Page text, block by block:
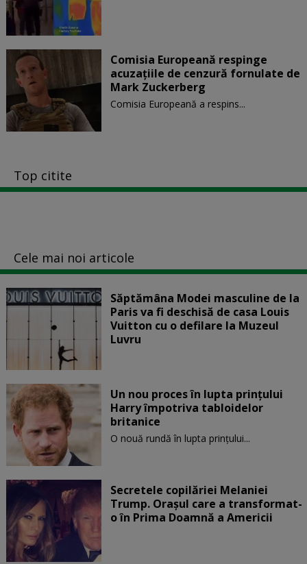
Comisia Europeană respinge
acuzaţiile de cenzură fornulate de
Mark Zuckerberg
Comisia Europeană a respins...
Top citite
Cele mai noi articole
Săptămâna Modei masculine de la
Paris va fi deschisă de casa Louis
Vuitton cu o defilare la Muzeul
Luvru
Un nou proces în lupta prinţului
Harry împotriva tabloidelor
britanice
O nouă rundă în lupta prinţului...
Secretele copilăriei Melaniei
Trump. Orașul care a transformat-
o în Prima Doamnă a Americii